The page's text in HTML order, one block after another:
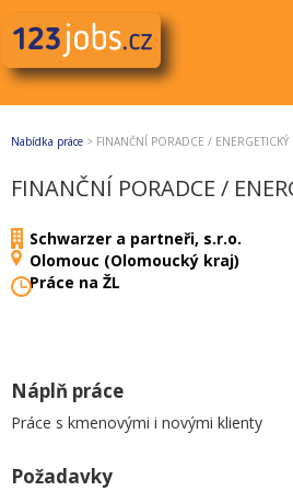
Nabídka práce > FINANČNÍ PORADCE / ENERGETICKÝ
FINANČNÍ PORADCE /
Schwarzer a partneři, s.r.o.
Olomouc (Olomoucký kraj)
Práce na ŽL
Náplň práce
Práce s kmenovými i novými klienty
Požadavky